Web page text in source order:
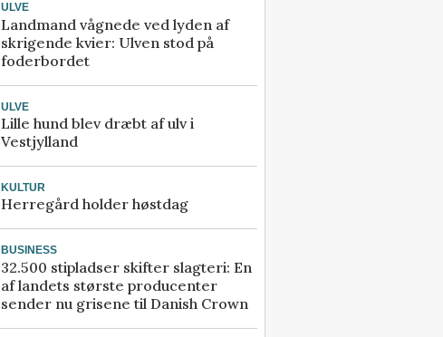
ULVE
Landmand vågnede ved lyden af
skrigende kvier: Ulven stod på
foderbordet
ULVE
Lille hund blev dræbt af ulv i
Vestjylland
KULTUR
Herregård holder høstdag
BUSINESS
32.500 stipladser skifter slagteri: En
af landets største producenter
sender nu grisene til Danish Crown